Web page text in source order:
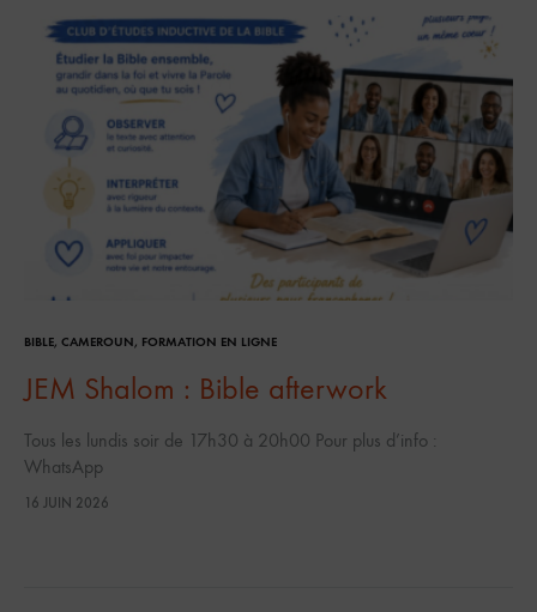
BIBLE, CAMEROUN, FORMATION EN LIGNE
JEM Shalom : Bible afterwork
Tous les lundis soir de 17h30 à 20h00 Pour plus d’info :
WhatsApp
16 JUIN 2026